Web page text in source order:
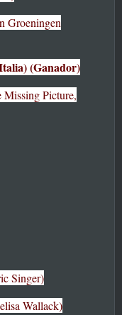
Groeningen
(Ganador)
Missing Picture,
Singer)
Wallack)